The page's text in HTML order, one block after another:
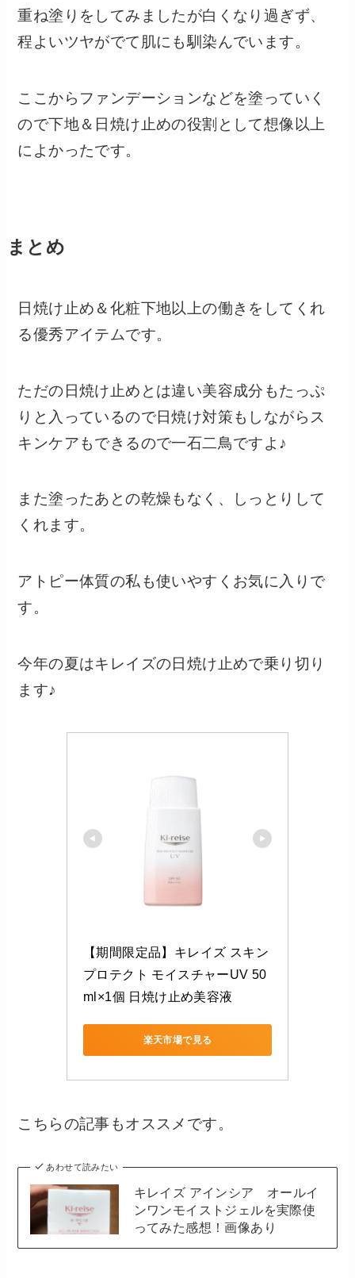
重ね塗りをしてみましたが白くなり過ぎず、
程よいツヤがでて肌にも馴染んでいます。
ここからファンデーションなどを塗っていく
ので下地＆日焼け止めの役割として想像以上
によかったです。
まとめ
日焼け止め＆化粧下地以上の働きをしてくれ
る優秀アイテムです。
ただの日焼け止めとは違い美容成分もたっぷ
りと入っているので日焼け対策もしながらス
キンケアもできるので一石二鳥ですよ♪
また塗ったあとの乾燥もなく、しっとりして
くれます。
アトピー体質の私も使いやすくお気に入りで
す。
今年の夏はキレイズの日焼け止めで乗り切り
ます♪
【期間限定品】キレイズ スキン
プロテクト モイスチャーUV 50
ml×1個 日焼け止め美容液
楽天市場で見る
こちらの記事もオススメです。
あわせて読みたい
キレイズ アインシア オールイ
ンワンモイストジェルを実際使
ってみた感想！画像あり